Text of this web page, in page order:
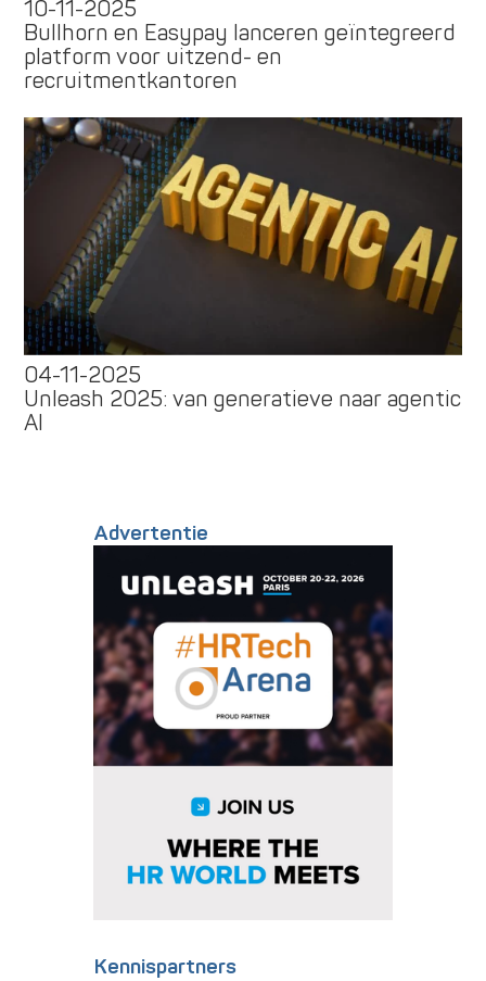
10-11-2025
Bullhorn en Easypay lanceren geïntegreerd
platform voor uitzend- en
recruitmentkantoren
04-11-2025
Unleash 2025: van generatieve naar agentic
AI
Advertentie
Kennispartners